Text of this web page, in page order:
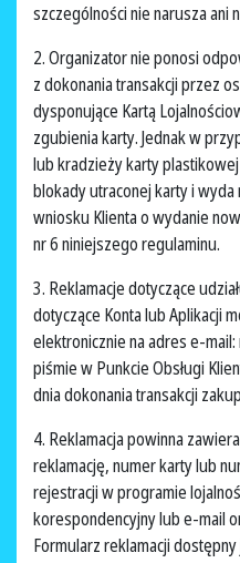
szczególności nie narusza ani
2. Organizator nie ponosi
z dokonania transakcji przez
dysponujące Kartą
zgubienia karty. Jednak w
lub kradzieży karty
blokady utraconej karty i
wniosku Klienta o wydanie
nr 6 niniejszego regulaminu.
3. Reklamacje dotyczące
dotyczące Konta lub Aplikacji
elektronicznie na adres e-
piśmie w Punkcie Obsługi
dnia dokonania transakcji
4. Reklamacja powinna
reklamację, numer karty lub
rejestracji w programie
korespondencyjny lub e-mail
Formularz reklamacji dostępny